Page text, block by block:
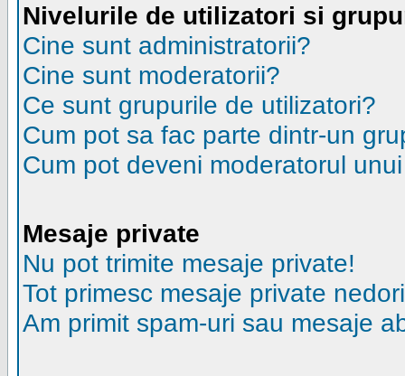
Nivelurile de utilizatori si
Cine sunt administratorii?
Cine sunt moderatorii?
Ce sunt grupurile de utilizatori?
Cum pot sa fac parte dintr-un
Cum pot deveni moderatorul
Mesaje private
Nu pot trimite mesaje private!
Tot primesc mesaje private
Am primit spam-uri sau mesaje